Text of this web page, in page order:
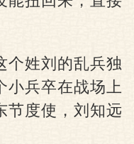
个姓刘的乱兵独
小兵卒在战场上
节度使，刘知远